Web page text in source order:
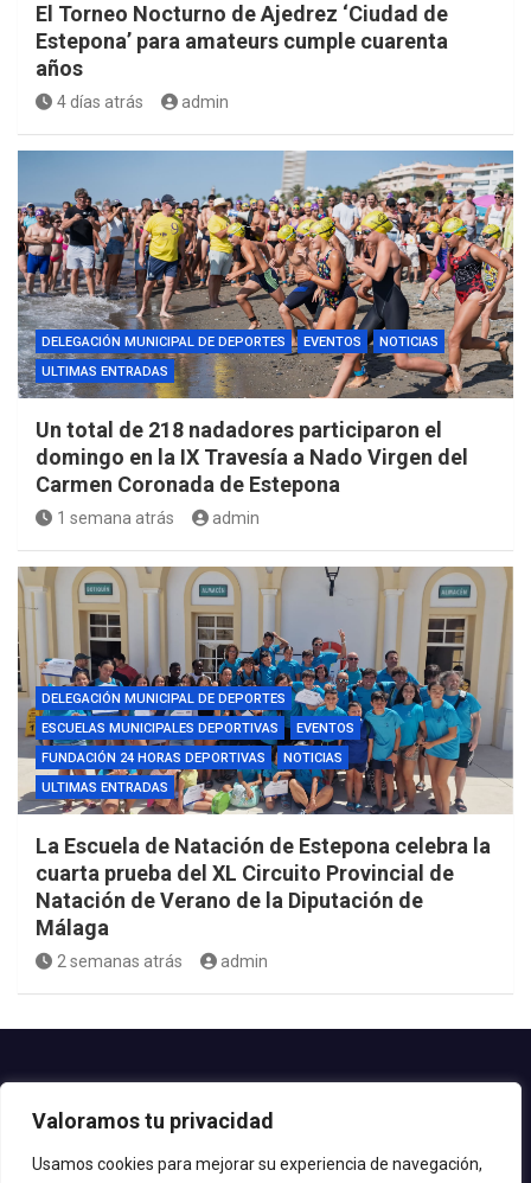
Valoramos tu privacidad
Usamos cookies para mejorar su experiencia de navegación,
El Torneo Nocturno de Ajedrez ‘Ciudad de
Estepona’ para amateurs cumple cuarenta
años
4 días atrás admin
DELEGACIÓN MUNICIPAL DE DEPORTES EVENTOS
NOTICIAS
ULTIMAS ENTRADAS
Un total de 218 nadadores participaron el
domingo en la IX Travesía a Nado Virgen del
Carmen Coronada de Estepona
1 semana atrás admin
DELEGACIÓN MUNICIPAL DE DEPORTES
ESCUELAS MUNICIPALES DEPORTIVAS
EVENTOS
FUNDACIÓN 24 HORAS DEPORTIVAS
NOTICIAS
ULTIMAS ENTRADAS
La Escuela de Natación de Estepona celebra la
cuarta prueba del XL Circuito Provincial de
Natación de Verano de la Diputación de
Málaga
2 semanas atrás admin
Teléfono: 952.80.24.44